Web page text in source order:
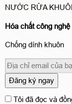
NƯỚC RỬA
Hóa chất công nghệ
Chống dính khuôn
Đăng ký ngay
Tôi đã đọc và